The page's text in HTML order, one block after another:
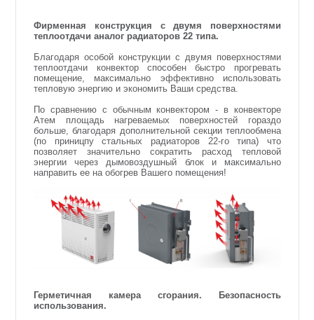
Фирменная конструкция с двумя поверхностями
теплоотдачи аналог радиаторов 22 типа.
Благодаря особой конструкции с двумя поверхностями
теплоотдачи конвектор способен быстро прогревать
помещение, максимально эффективно использовать
тепловую энергию и экономить Ваши средства.
По сравнению с обычным конвектором - в конвекторе
Атем площадь нагреваемых поверхностей гораздо
больше, благодаря дополнительной секции теплообмена
(по приницпу стальных радиаторов 22-го типа) что
позволяет значительно сократить расход тепловой
энергии через дымовоздушный блок и максимально
направить ее на обогрев Вашего помещения!
Герметичная камера сгорания. Безопасность
использования.